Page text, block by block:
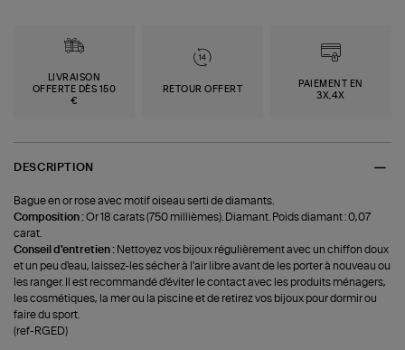
LIVRAISON
OFFERTE DÈS 150
€
RETOUR OFFERT
PAIEMENT EN
3X,4X
DESCRIPTION
Bague en or rose avec motif oiseau serti de diamants.
Composition :Or 18 carats (750 millièmes). Diamant. Poids diamant : 0,07
carat.
Conseil d'entretien : Nettoyez vos bijoux régulièrement avec un chiffon doux
et un peu d'eau, laissez-les sécher à l'air libre avant de les porter à nouveau ou
les ranger. Il est recommandé d'éviter le contact avec les produits ménagers,
les cosmétiques, la mer ou la piscine et de retirez vos bijoux pour dormir ou
faire du sport.
(ref-RGED)